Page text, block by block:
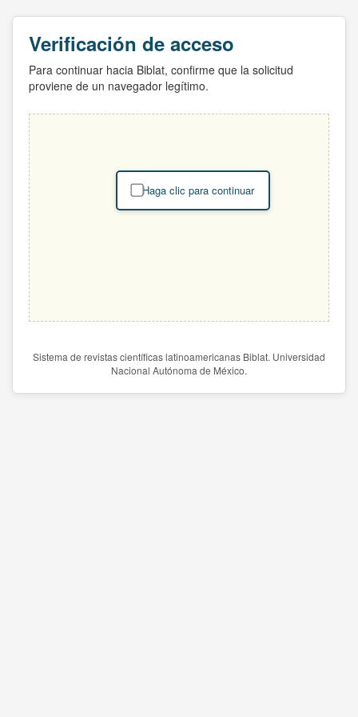
Verificación de acceso
Para continuar hacia Biblat, confirme que la solicitud
proviene de un navegador legítimo.
Haga clic para continuar
Sistema de revistas científicas latinoamericanas Biblat. Universidad
Nacional Autónoma de México.